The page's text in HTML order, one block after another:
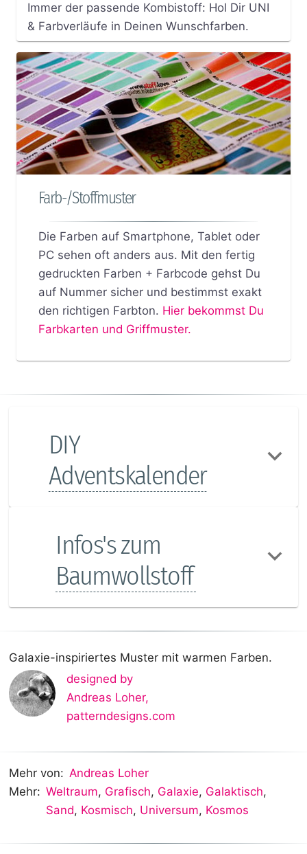
Immer der passende Kombistoff: Hol Dir UNI
& Farbverläufe in Deinen Wunschfarben.
Farb-/Stoffmuster
Die Farben auf Smartphone, Tablet oder
PC sehen oft anders aus. Mit den fertig
gedruckten Farben + Farbcode gehst Du
auf Nummer sicher und bestimmst exakt
den richtigen Farbton. Hier bekommst Du
Farbkarten und Griffmuster.
DIY
Adventskalender
Infos's zum
Baumwollstoff
Galaxie-inspiriertes Muster mit warmen Farben.
designed by
Andreas Loher,
patterndesigns.com
Mehr von: Andreas Loher
Mehr: Weltraum, Grafisch, Galaxie, Galaktisch,
Sand, Kosmisch, Universum, Kosmos